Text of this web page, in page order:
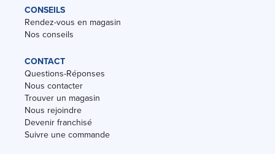
CONSEILS
Rendez-vous en magasin
Nos conseils
CONTACT
Questions-Réponses
Nous contacter
Trouver un magasin
Nous rejoindre
Devenir franchisé
Suivre une commande